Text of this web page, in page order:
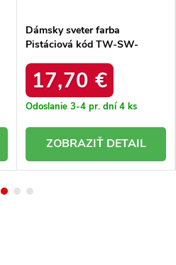
Dámsky sveter farba
Pistáciová kód TW-SW-
17,70 €
Odoslanie 3-4 pr. dní4 ks
DETAIL